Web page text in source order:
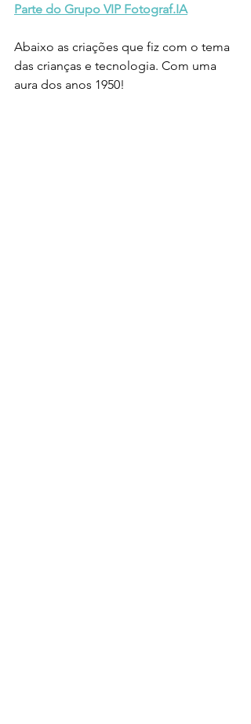
Parte do Grupo VIP Fotograf.IA
Abaixo as criações que fiz com o tema
das crianças e tecnologia. Com uma
aura dos anos 1950!